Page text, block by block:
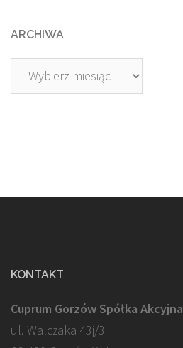
ARCHIWA
Archiwa
KONTAKT
Cuprum Gorzów Spółka Akcyjna
ul. Walczaka 43j/3